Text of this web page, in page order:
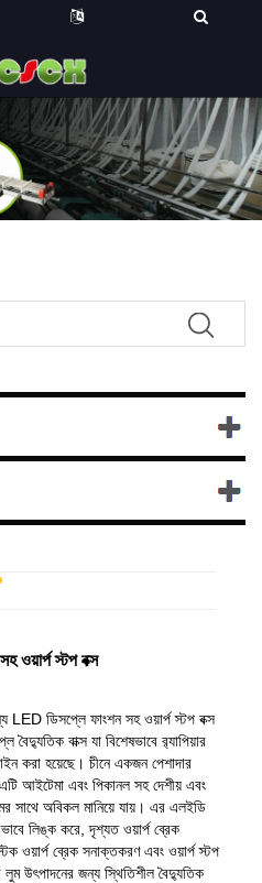
ওয়ার্প স্টপ বক্স
LED ডিসপ্লে ফাংশন সহ ওয়ার্প স্টপ বক্স
বাক্স যা বিশেষভাবে র‌্যাপিয়ার
করা হয়েছে। চীনে একজন পেশাদার
আইটেমা এবং পিকানল সহ দেশীয় এবং
সাথে অবিকল মানিয়ে যায়। এর এলইডি
লিঙ্ক করে, দৃশ্যত ওয়ার্প ব্রেক
ওয়ার্প ব্রেক সনাক্তকরণ এবং ওয়ার্প স্টপ
লুম উৎপাদনের জন্য স্থিতিশীল বৈদ্যুতিক